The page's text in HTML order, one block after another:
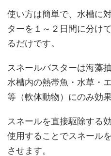
使い方は簡単で、水槽に
ターを１～２日間に分け
るだけです。
スネールバスターは海藻
水槽内の熱帯魚・水草・
等（軟体動物）にのみ効
スネールを直接駆除する
使用することでスネール
させます。